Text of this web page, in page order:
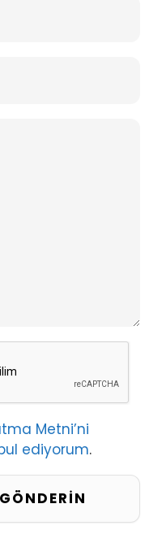
Metni’ni
ediyorum.